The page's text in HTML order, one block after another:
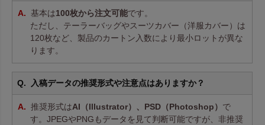
基本は100枚から注文可能です。
ただし、テーラーバッグやスーツカバー（洋服カバー）は
120枚など、製品のカートン入数により最小ロットが異な
ります。
入稿データの推奨形式や注意点はありますか？
推奨形式はAI（Illustrator）、PSD（Photoshop） で
す。JPEGやPNGもデータを見て判断可能ですが、非推奨